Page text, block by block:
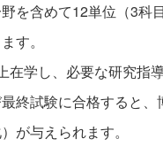
を含めて12単位（3科
す。
学し、必要な研究指
終試験に合格すると、
が与えられます。